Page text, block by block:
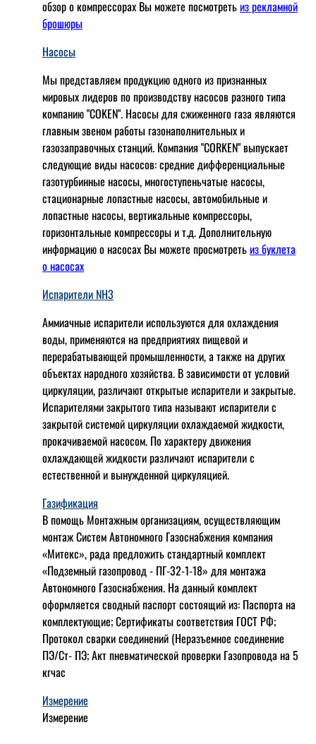
обзор о компрессорах Вы можете посмотретьиз рекламной
брошюры
Насосы
Мы представляем продукцию одного из признанных
мировых лидеров по производству насосов разного типа
компанию "COKEN". Насосы для сжиженного газа являются
главным звеном работы газонаполнительных и
газозаправочных станций. Компания "CORKEN" выпускает
следующие виды насосов: cредние дифференциальные
газотурбинные насосы, многоступеньчатые насосы,
стационарные лопастные насосы, автомобильные и
лопaстные насосы, вертикальные компрессоры,
горизонтальные компрессоры и т.д. Дополнительную
информацию о насосах Вы можете просмотретьиз буклета
о насосах
Испарители NH3
Аммиачные испарители используются для охлаждения
воды, применяются на предприятиях пищевой и
перерабатывающей промышленности, а также на других
объектах народного хозяйства. В зависимости от условий
циркуляции, различают открытые испарители и закрытые.
Испарителями закрытого типа называют испарители с
закрытой системой циркуляции охлаждаемой жидкости,
прокачиваемой насосом. По характеру движения
охлаждающей жидкости различают испарители с
естественной и вынужденной циркуляцией.
Газификация
В помощь Монтажным организациям, осуществляющим
монтаж Систем Автономного Газоснабжения компания
«Митекс», рада предложить стандартный комплект
«Подземный газопровод - ПГ-32-1-18» для монтажа
Автономного Газоснабжения. На данный комплект
оформляется сводный паспорт состоящий из: Паспорта на
комплектующие;Сертификаты соответствия ГОСТ РФ;
Протокол сварки соединений (Неразъемное соединение
ПЭ/Ст- ПЭ;Акт пневматической проверки Газопровода на 5
кгчас
Измерение
Измерение